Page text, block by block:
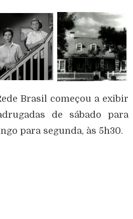
Brasil começou a exibir
de sábado para
para segunda, às 5h30.